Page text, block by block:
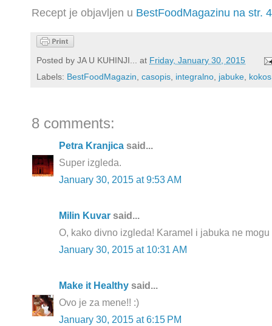
Recept je objavljen u BestFoodMagazinu na str.
Posted by JA U KUHINJI... at Friday, January 30, 2015
Labels: BestFoodMagazin, casopis, integralno, jabuke, kokos
8 comments:
Petra Kranjica said...
Super izgleda.
January 30, 2015 at 9:53 AM
Milin Kuvar said...
O, kako divno izgleda! Karamel i jabuka ne
January 30, 2015 at 10:31 AM
Make it Healthy said...
Ovo je za mene!! :)
January 30, 2015 at 6:15 PM